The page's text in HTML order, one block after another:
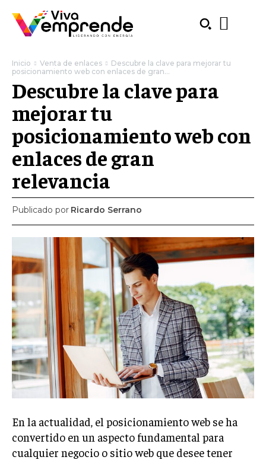
Welcome to Liberty Case
We have a curated list of the most noteworthy news from all
across the globe. With any subscription plan, you get access
toexclusive articlesthat let you stay ahead of the curve.
Your Profile
NEWS LIFESTYLE PUBLIC OPINION
Inicio Venta de enlaces
Descubre la clave para mejorar tu
posicionamiento web con enlaces de gran...
Descubre la clave para
mejorar tu
posicionamiento web con
enlaces de gran
relevancia
Publicado por Ricardo Serrano
En la actualidad, el posicionamiento web se ha
convertido en un aspecto fundamental para
cualquier negocio o sitio web que desee tener